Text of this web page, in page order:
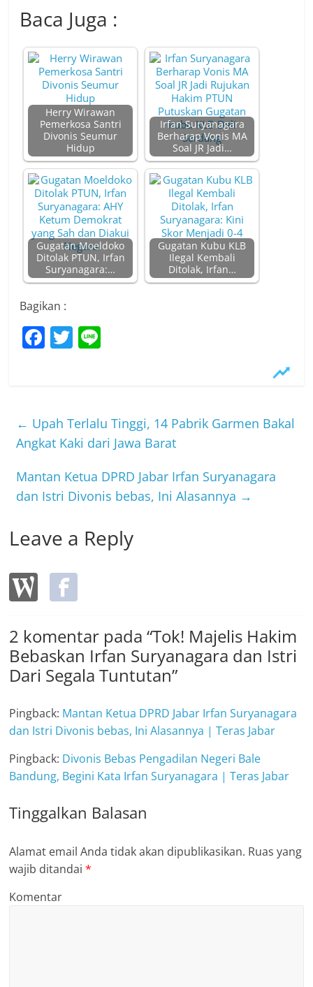
Baca Juga :
Herry Wirawan
Pemerkosa Santri
Divonis Seumur
Hidup
Irfan Suryanagara
Berharap Vonis MA
Soal JR Jadi…
Gugatan Moeldoko
Ditolak PTUN, Irfan
Suryanagara:…
Gugatan Kubu KLB
Ilegal Kembali
Ditolak, Irfan…
Bagikan :
F
b
o
o
k
T
← Upah Terlalu Tinggi, 14 Pabrik Garmen Bakal
Angkat Kaki dari Jawa Barat
Mantan Ketua DPRD Jabar Irfan Suryanagara
dan Istri Divonis bebas, Ini Alasannya →
Leave a Reply
2 komentar pada “Tok! Majelis Hakim
Bebaskan Irfan Suryanagara dan Istri
Dari Segala Tuntutan”
Pingback: Mantan Ketua DPRD Jabar Irfan Suryanagara
dan Istri Divonis bebas, Ini Alasannya | Teras Jabar
Pingback: Divonis Bebas Pengadilan Negeri Bale
Bandung, Begini Kata Irfan Suryanagara | Teras Jabar
Tinggalkan Balasan
Alamat email Anda tidak akan dipublikasikan. Ruas yang
wajib ditandai*
Komentar